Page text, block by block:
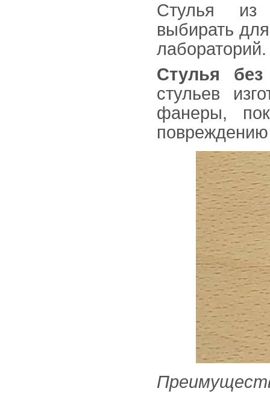
Стулья из
выбирать
лабораторий.
Стулья
стульев
фанеры,